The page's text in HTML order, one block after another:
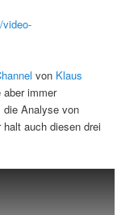
video-
von Klaus
immer
die Analyse von
auch diesen drei